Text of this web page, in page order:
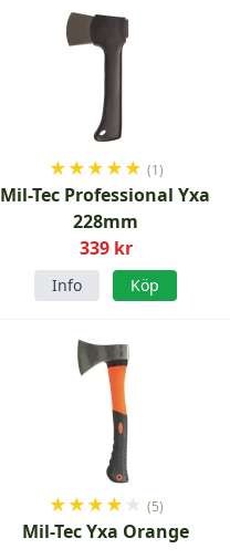
★★★★★ (1)
Mil-Tec Professional Yxa
228mm
339 kr
Info Köp
★★★★ ★ (5)
Mil-Tec Yxa Orange